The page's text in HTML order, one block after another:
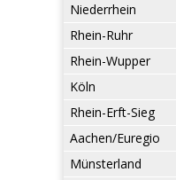
Niederrhein
Rhein-Ruhr
Rhein-Wupper
Köln
Rhein-Erft-Sieg
Aachen/Euregio
Münsterland